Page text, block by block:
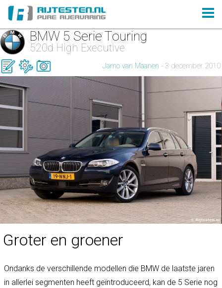
BMW 5 Serie Touring
520d High Executive
Jarno van Maanen - 3 december 2010
Groter en groener
Ondanks de verschillende modellen die BMW de laatste jaren
in allerlei segmenten heeft geïntroduceerd, kan de 5 Serie nog